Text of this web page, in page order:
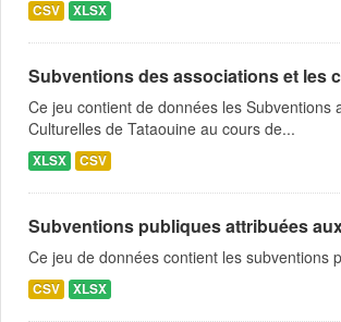
CSV XLSX
Subventions des associations et les
Ce jeu contient de données les
Culturelles de Tataouine au cours de...
XLSX CSV
Subventions publiques attribuées
Ce jeu de données contient les subventions
CSV XLSX